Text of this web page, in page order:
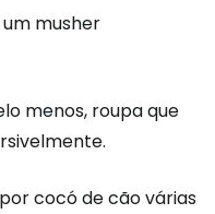
musher
menos, roupa que
cocó de cão várias